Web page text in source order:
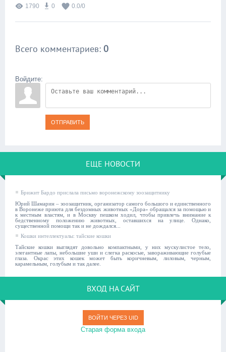
1790
0 0.0/0
Всего комментариев: 0
Войдите:
ОТПРАВИТЬ
ЕЩЕ НОВОСТИ
Брижит Бардо прислала письмо воронежскому зоозащитнику
Юрий Шамарин – зоозащитник, организатор самого большого и единственного
в Воронеже приюта для бездомных животных «Дора» обращался за помощью и
к местным властям, и в Москву пешком ходил, чтобы привлечь внимание к
бедственному положению животных, оставшихся на улице. Однако,
существенной помощи так и не дождался...
Кошки интеллектуалы: тайские кошки
Тайские кошки выглядят довольно компактными, у них мускулистое тело,
элегантные лапы, небольшие уши и слегка раскосые, завораживающие голубые
глаза. Окрас этих кошек может быть коричневым, лиловым, черным,
карамельным, голубым и так далее.
ВХОД НА САЙТ
ВОЙТИ ЧЕРЕЗ UID
Старая форма входа